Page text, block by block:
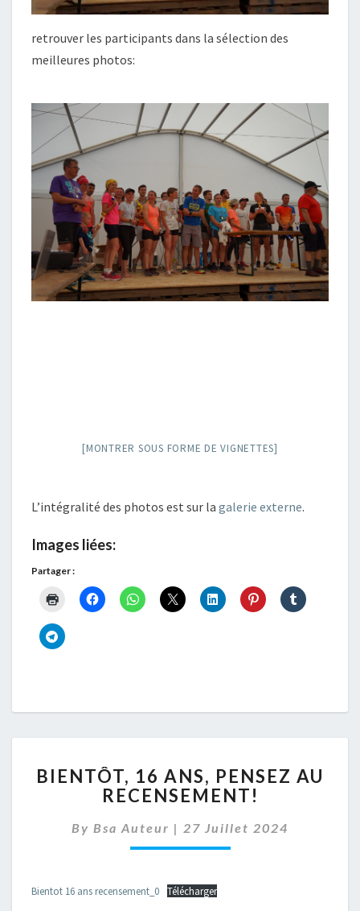
retrouver les participants dans la sélection des
meilleures photos:
[MONTRER SOUS FORME DE VIGNETTES]
L’intégralité des photos est sur la galerie externe.
Images liées:
Partager :
16
ANS,
AU
RECENSEMENT!
BIENTÔT, 16 ANS, PENSEZ AU
RECENSEMENT!
By Bsa Auteur | 27 Juillet 2024
Bientot 16 ans recensement_0 Télécharger